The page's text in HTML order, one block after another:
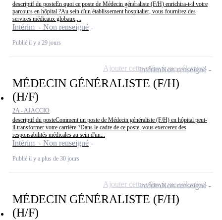
descriptif du posteEn quoi ce poste de Médecin généraliste (F/H) enrichira-t-il votre
parcours en hôpital ?Au sein d'un établissement hospitalier, vous fournirez des
services médicaux globaux,...
Intérim - Non renseigné
Publié il y a 29 jours
MÉDECIN GÉNÉRALISTE (F/H)
(H/F)
2A - AJACCIO
descriptif du posteComment un poste de Médecin généraliste (F/H) en hôpital peut-
il transformer votre carrière ?Dans le cadre de ce poste, vous exercerez des
responsabilités médicales au sein d'un...
Intérim - Non renseigné
Publié il y a plus de 30 jours
IntérimNon renseigné
Ajouter cette offre à ma sélection
MÉDECIN GÉNÉRALISTE (F/H)
(H/F)
IntérimNon renseigné
Ajouter cette offre à ma sélection